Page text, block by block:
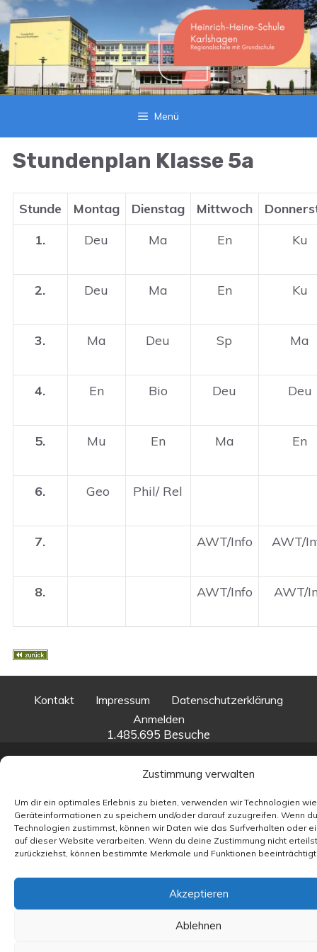
Zustimmung verwalten
Um dir ein optimales Erlebnis zu bieten, verwenden wir Technologien
Geräteinformationen zu speichern und/oder darauf zuzugreifen. Wenn
Technologien zustimmst, können wir Daten wie das Surfverhalten oder
auf dieser Website verarbeiten. Wenn du deine Zustimmung nicht
zurückziehst, können bestimmte Merkmale und Funktionen
Akzeptieren
Ablehnen
Zum
Inhalt
springen
Menü
Stundenplan Klasse 5a
Stunde Montag Dienstag Mittwoch
1.
Deu Ma En Ku
2. Deu Ma En Ku
3. Ma Deu Sp Ma
4. En Bio Deu Deu
5. Mu En Ma En
6. Geo Phil/ Rel
7. AWT/Info AWT/
8. AWT/Info AWT/
1.485.695 Besuche
GeneratePress
Kontakt Impressum
Datenschutzerklärung
Anmelden